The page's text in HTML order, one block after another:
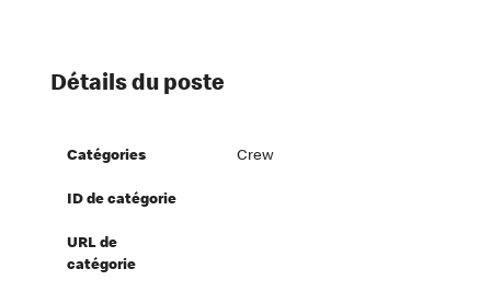
Détails du poste
Catégories Crew
ID de catégorie
URL de
catégorie